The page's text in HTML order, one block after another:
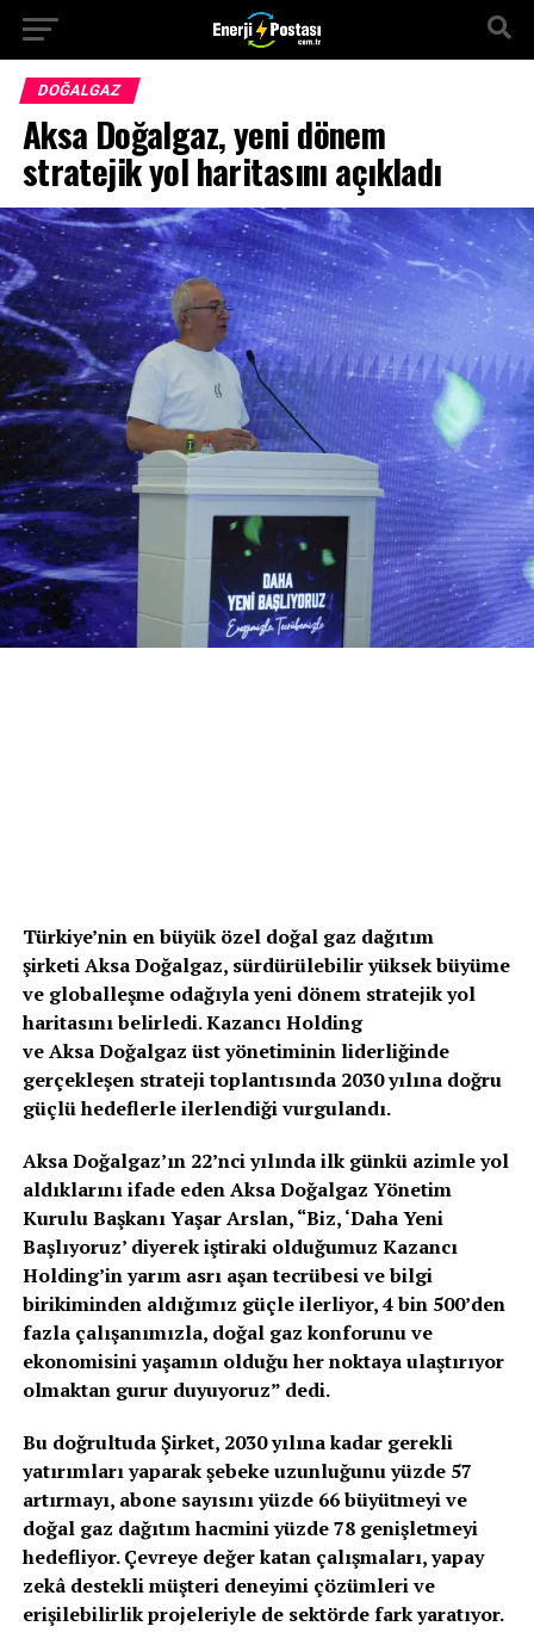
DOĞALGAZ
Aksa Doğalgaz, yeni dönem
stratejik yol haritasını açıkladı
Türkiye’nin en büyük özel doğal gaz dağıtım
şirketiAksaDoğalgaz, sürdürülebilir yüksek büyüme
ve globalleşme odağıyla yeni dönem stratejik yol
haritasını belirledi. Kazancı Holding
veAksaDoğalgaz üst yönetiminin liderliğinde
gerçekleşen strateji toplantısında 2030 yılına doğru
güçlü hedeflerle ilerlendiği vurgulandı.
AksaDoğalgaz’ın 22’nci yılında ilk günkü azimle yol
aldıklarını ifade edenAksaDoğalgaz Yönetim
Kurulu Başkanı Yaşar Arslan, “Biz, ‘Daha Yeni
Başlıyoruz’ diyerek iştiraki olduğumuz Kazancı
Holding’in yarım asrı aşan tecrübesi ve bilgi
birikiminden aldığımız güçle ilerliyor, 4 bin 500’den
fazla çalışanımızla, doğal gaz konforunu ve
ekonomisini yaşamın olduğu her noktaya ulaştırıyor
olmaktan gurur duyuyoruz” dedi.
Bu doğrultuda Şirket, 2030 yılına kadar gerekli
yatırımları yaparak şebeke uzunluğunu yüzde 57
artırmayı, abone sayısını yüzde 66 büyütmeyi ve
doğal gaz dağıtım hacmini yüzde 78 genişletmeyi
hedefliyor. Çevreye değer katan çalışmaları, yapay
zekâ destekli müşteri deneyimi çözümleri ve
erişilebilirlik projeleriyle de sektörde fark yaratıyor.